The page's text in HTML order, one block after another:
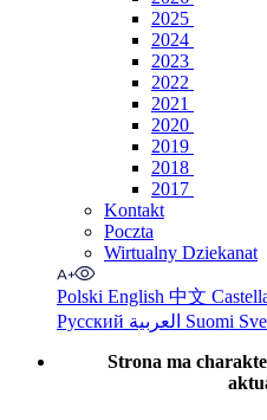
2025
2024
2023
2022
2021
2020
2019
2018
2017
Kontakt
Poczta
Wirtualny Dziekanat
Polski English 中文
Русский
Suomi
Strona ma